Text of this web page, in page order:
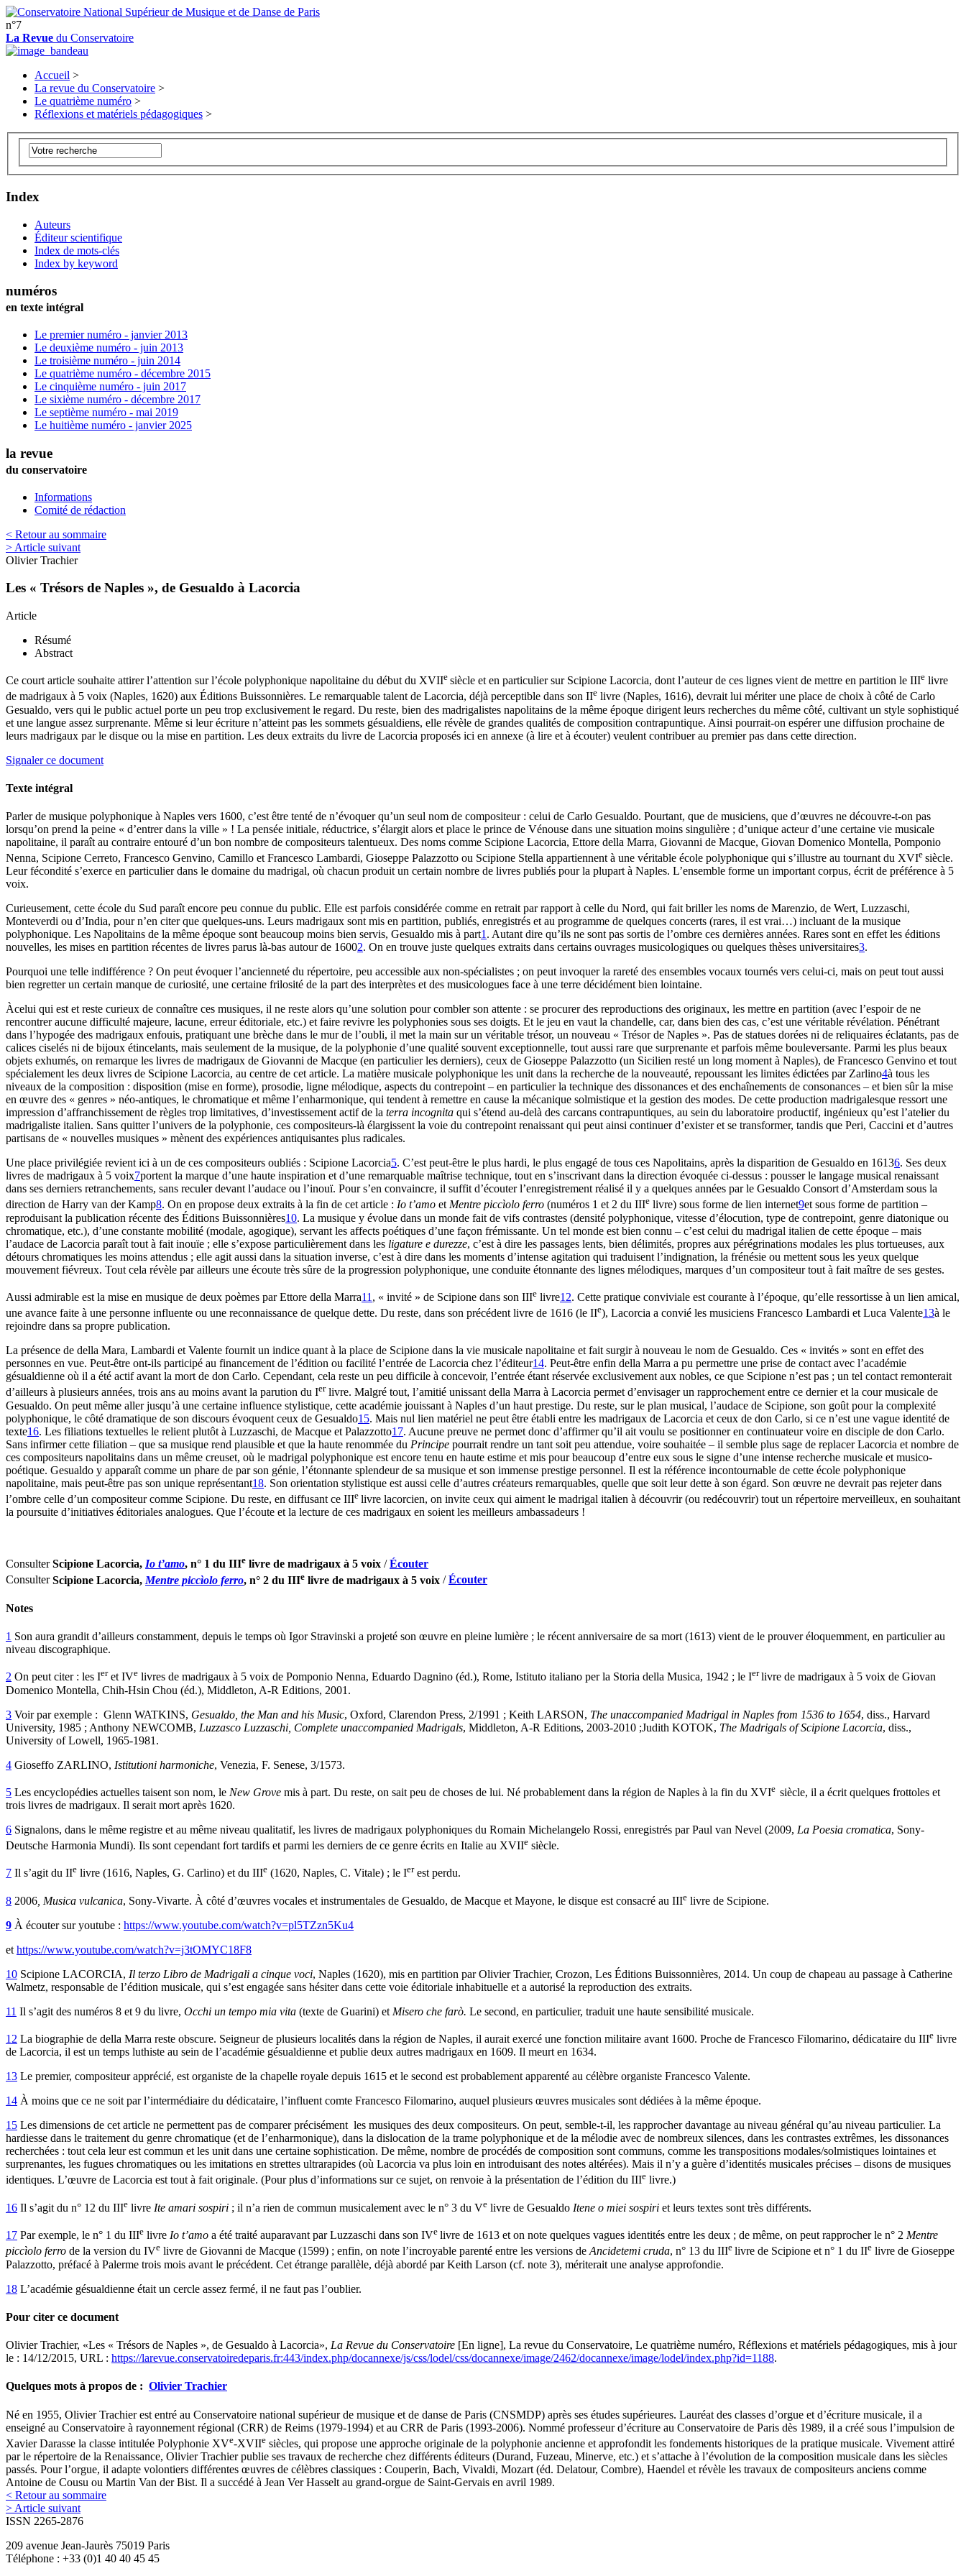
n°7
La Revue du Conservatoire
Accueil >
La revue du Conservatoire >
Le quatrième numéro >
Réflexions et matériels pédagogiques >
Index
Auteurs
Éditeur scientifique
Index de mots-clés
Index by keyword
numéros
en texte intégral
Le premier numéro - janvier 2013
Le deuxième numéro - juin 2013
Le troisième numéro - juin 2014
Le quatrième numéro - décembre 2015
Le cinquième numéro - juin 2017
Le sixième numéro - décembre 2017
Le septième numéro - mai 2019
Le huitième numéro - janvier 2025
la revue
du conservatoire
Informations
Comité de rédaction
< Retour au sommaire
> Article suivant
Olivier Trachier
Les « Trésors de Naples », de Gesualdo à Lacorcia
Article
Résumé
Abstract
Ce court article souhaite attirer l’attention sur l’école polyphonique napolitaine du début du XVIIe siècle et en particulier sur Scipione Lacorcia, dont l’auteur de ces lignes vient de mettre en partition le IIIe livre
de madrigaux à 5 voix (Naples, 1620) aux Éditions Buissonnières. Le remarquable talent de Lacorcia, déjà perceptible dans son IIe livre (Naples, 1616), devrait lui mériter une place de choix à côté de Carlo
Gesualdo, vers qui le public actuel porte un peu trop exclusivement le regard. Du reste, bien des madrigalistes napolitains de la même époque dirigent leurs recherches du même côté, cultivant un style sophistiqué
et une langue assez surprenante. Même si leur écriture n’atteint pas les sommets gésualdiens, elle révèle de grandes qualités de composition contrapuntique. Ainsi pourrait-on espérer une diffusion prochaine de
leurs madrigaux par le disque ou la mise en partition. Les deux extraits du livre de Lacorcia proposés ici en annexe (à lire et à écouter) veulent contribuer au premier pas dans cette direction.
Signaler ce document
Texte intégral
Parler de musique polyphonique à Naples vers 1600, c’est être tenté de n’évoquer qu’un seul nom de compositeur : celui de Carlo Gesualdo. Pourtant, que de musiciens, que d’œuvres ne découvre-t-on pas
lorsqu’on prend la peine « d’entrer dans la ville » ! La pensée initiale, réductrice, s’élargit alors et place le prince de Vénouse dans une situation moins singulière ; d’unique acteur d’une certaine vie musicale
napolitaine, il paraît au contraire entouré d’un bon nombre de compositeurs talentueux. Des noms comme Scipione Lacorcia, Ettore della Marra, Giovanni de Macque, Giovan Domenico Montella, Pomponio
Nenna, Scipione Cerreto, Francesco Genvino, Camillo et Francesco Lambardi, Gioseppe Palazzotto ou Scipione Stella appartiennent à une véritable école polyphonique qui s’illustre au tournant du XVIe siècle.
Leur fécondité s’exerce en particulier dans le domaine du madrigal, où chacun produit un certain nombre de livres publiés pour la plupart à Naples. L’ensemble forme un important corpus, écrit de préférence à 5
voix.
Curieusement, cette école du Sud paraît encore peu connue du public. Elle est parfois considérée comme en retrait par rapport à celle du Nord, qui fait briller les noms de Marenzio, de Wert, Luzzaschi,
Monteverdi ou d’India, pour n’en citer que quelques-uns. Leurs madrigaux sont mis en partition, publiés, enregistrés et au programme de quelques concerts (rares, il est vrai…) incluant de la musique
polyphonique. Les Napolitains de la même époque sont beaucoup moins bien servis, Gesualdo mis à part1. Autant dire qu’ils ne sont pas sortis de l’ombre ces dernières années. Rares sont en effet les éditions
nouvelles, les mises en partition récentes de livres parus là-bas autour de 16002. On en trouve juste quelques extraits dans certains ouvrages musicologiques ou quelques thèses universitaires3.
Pourquoi une telle indifférence ? On peut évoquer l’ancienneté du répertoire, peu accessible aux non-spécialistes ; on peut invoquer la rareté des ensembles vocaux tournés vers celui-ci, mais on peut tout aussi
bien regretter un certain manque de curiosité, une certaine frilosité de la part des interprètes et des musicologues face à une terre décidément bien lointaine.
Àcelui qui est et reste curieux de connaître ces musiques, il ne reste alors qu’une solution pour combler son attente : se procurer des reproductions des originaux, les mettre en partition (avec l’espoir de ne
rencontrer aucune difficulté majeure, lacune, erreur éditoriale, etc.) et faire revivre les polyphonies sous ses doigts. Et le jeu en vaut la chandelle, car, dans bien des cas, c’est une véritable révélation. Pénétrant
dans l’hypogée des madrigaux enfouis, pratiquant une brèche dans le mur de l’oubli, il met la main sur un véritable trésor, un nouveau « Trésor de Naples ». Pas de statues dorées ni de reliquaires éclatants, pas de
calices ciselés ni de bijoux étincelants, mais seulement de la musique, de la polyphonie d’une qualité souvent exceptionnelle, tout aussi rare que surprenante et parfois même bouleversante. Parmi les plus beaux
objets exhumés, on remarque les livres de madrigaux de Giovanni de Macque (en particulier les derniers), ceux de Gioseppe Palazzotto (un Sicilien resté un long moment à Naples), de Francesco Genvino et tout
spécialement les deux livres de Scipione Lacorcia, au centre de cet article. La matière musicale polyphonique les unit dans la recherche de la nouveauté, repoussant les limites édictées par Zarlino4à tous les
niveaux de la composition : disposition (mise en forme), prosodie, ligne mélodique, aspects du contrepoint – en particulier la technique des dissonances et des enchaînements de consonances – et bien sûr la mise
en œuvre des « genres » néo-antiques, le chromatique et même l’enharmonique, qui tendent à remettre en cause la mécanique solmistique et la gestion des modes. De cette production madrigalesque ressort une
impression d’affranchissement de règles trop limitatives, d’investissement actif de la terra incognita qui s’étend au-delà des carcans contrapuntiques, au sein du laboratoire productif, ingénieux qu’est l’atelier du
madrigaliste italien. Sans quitter l’univers de la polyphonie, ces compositeurs-là élargissent la voie du contrepoint renaissant qui peut ainsi continuer d’exister et se transformer, tandis que Peri, Caccini et d’autres
partisans de « nouvelles musiques » mènent des expériences antiquisantes plus radicales.
Une place privilégiée revient ici à un de ces compositeurs oubliés : Scipione Lacorcia5. C’est peut-être le plus hardi, le plus engagé de tous ces Napolitains, après la disparition de Gesualdo en 16136. Ses deux
livres de madrigaux à 5 voix7portent la marque d’une haute inspiration et d’une remarquable maîtrise technique, tout en s’inscrivant dans la direction évoquée ci-dessus : pousser le langage musical renaissant
dans ses derniers retranchements, sans reculer devant l’audace ou l’inouï. Pour s’en convaincre, il suffit d’écouter l’enregistrement réalisé il y a quelques années par le Gesualdo Consort d’Amsterdam sous la
direction de Harry van der Kamp8. On en propose deux extraits à la fin de cet article : Io t’amo etMentre piccìolo ferro (numéros 1 et 2 du IIIe livre) sous forme de lien internet9et sous forme de partition –
reproduisant la publication récente des Éditions Buissonnières10. La musique y évolue dans un monde fait de vifs contrastes (densité polyphonique, vitesse d’élocution, type de contrepoint, genre diatonique ou
chromatique, etc.), d’une constante mobilité (modale, agogique), servant les affects poétiques d’une façon frémissante. Un tel monde est bien connu – c’est celui du madrigal italien de cette époque – mais
l’audace de Lacorcia paraît tout à fait inouïe ; elle s’expose particulièrement dans les ligature e durezze, c’est à dire les passages lents, bien délimités, propres aux pérégrinations modales les plus tortueuses, aux
détours chromatiques les moins attendus ; elle agit aussi dans la situation inverse, c’est à dire dans les moments d’intense agitation qui traduisent l’indignation, la frénésie ou mettent sous les yeux quelque
mouvement fiévreux. Tout cela révèle par ailleurs une écoute très sûre de la progression polyphonique, une conduite étonnante des lignes mélodiques, marques d’un compositeur tout à fait maître de ses gestes.
Aussi admirable est la mise en musique de deux poèmes par Ettore della Marra11 , « invité » de Scipione dans son IIIe livre12. Cette pratique conviviale est courante à l’époque, qu’elle ressortisse à un lien amical,
une avance faite à une personne influente ou une reconnaissance de quelque dette. Du reste, dans son précédent livre de 1616 (le IIe), Lacorcia a convié les musiciens Francesco Lambardi et Luca Valente13à le
rejoindre dans sa propre publication.
La présence de della Mara, Lambardi et Valente fournit un indice quant à la place de Scipione dans la vie musicale napolitaine et fait surgir à nouveau le nom de Gesualdo. Ces « invités » sont en effet des
personnes en vue. Peut-être ont-ils participé au financement de l’édition ou facilité l’entrée de Lacorcia chez l’éditeur14. Peut-être enfin della Marra a pu permettre une prise de contact avec l’académie
gésualdienne où il a été actif avant la mort de don Carlo. Cependant, cela reste un peu difficile à concevoir, l’entrée étant réservée exclusivement aux nobles, ce que Scipione n’est pas ; un tel contact remonterait
d’ailleurs à plusieurs années, trois ans au moins avant la parution du Ierlivre. Malgré tout, l’amitié unissant della Marra à Lacorcia permet d’envisager un rapprochement entre ce dernier et la cour musicale de
Gesualdo. On peut même aller jusqu’à une certaine influence stylistique, cette académie jouissant à Naples d’un haut prestige. Du reste, sur le plan musical, l’audace de Scipione, son goût pour la complexité
polyphonique, le côté dramatique de son discours évoquent ceux de Gesualdo15. Mais nul lien matériel ne peut être établi entre les madrigaux de Lacorcia et ceux de don Carlo, si ce n’est une vague identité de
texte16. Les filiations textuelles le relient plutôt à Luzzaschi, de Macque et Palazzotto17. Aucune preuve ne permet donc d’affirmer qu’il ait voulu se positionner en continuateur voire en disciple de don Carlo.
Sans infirmer cette filiation – que sa musique rend plausible et que la haute renommée du Principe pourrait rendre un tant soit peu attendue, voire souhaitée – il semble plus sage de replacer Lacorcia et nombre de
ces compositeurs napolitains dans un même creuset, où le madrigal polyphonique est encore tenu en haute estime et mis pour beaucoup d’entre eux sous le signe d’une intense recherche musicale et musico-
poétique. Gesualdo y apparaît comme un phare de par son génie, l’étonnante splendeur de sa musique et son immense prestige personnel. Il est la référence incontournable de cette école polyphonique
napolitaine, mais peut-être pas son unique représentant18. Son orientation stylistique est aussi celle d’autres créateurs remarquables, quelle que soit leur dette à son égard. Son œuvre ne devrait pas rejeter dans
l’ombre celle d’un compositeur comme Scipione. Du reste, en diffusant ce IIIe livre lacorcien, on invite ceux qui aiment le madrigal italien à découvrir (ou redécouvrir) tout un répertoire merveilleux, en souhaitant
la poursuite d’initiatives éditoriales analogues. Que l’écoute et la lecture de ces madrigaux en soient les meilleurs ambassadeurs !
ConsulterScipione Lacorcia, Io t’amo, n° 1 du IIIe livre de madrigaux à 5 voix /Écouter
ConsulterScipione Lacorcia, Mentre piccìolo ferro, n° 2 du IIIe livre de madrigaux à 5 voix /Écouter
Notes
1 Son aura grandit d’ailleurs constamment, depuis le temps où Igor Stravinski a projeté son œuvre en pleine lumière ; le récent anniversaire de sa mort (1613) vient de le prouver éloquemment, en particulier au
niveau discographique.
2 On peut citer : les Ieret IVe livres de madrigaux à 5 voix de Pomponio Nenna, Eduardo Dagnino (éd.), Rome, Istituto italiano per la Storia della Musica, 1942 ; le Ierlivre de madrigaux à 5 voix de Giovan
Domenico Montella, Chih-Hsin Chou (éd.), Middleton, A-R Editions, 2001.
3 Voir par exemple : Glenn WATKINS, Gesualdo, the Man and his Music, Oxford, Clarendon Press, 2/1991 ; Keith LARSON, The unaccompanied Madrigal in Naples from 1536 to 1654, diss., Harvard
University, 1985 ; Anthony NEWCOMB, Luzzasco Luzzaschi, Complete unaccompanied Madrigals, Middleton, A-R Editions, 2003-2010 ;Judith KOTOK, The Madrigals of Scipione Lacorcia, diss.,
University of Lowell, 1965-1981.
4 Gioseffo ZARLINO, Istitutioni harmoniche, Venezia, F. Senese, 3/1573.
5 Les encyclopédies actuelles taisent son nom, le New Grove mis à part. Du reste, on sait peu de choses de lui. Né probablement dans la région de Naples à la fin du XVIe siècle, il a écrit quelques frottoles et
trois livres de madrigaux. Il serait mort après 1620.
6 Signalons, dans le même registre et au même niveau qualitatif, les livres de madrigaux polyphoniques du Romain Michelangelo Rossi, enregistrés par Paul van Nevel (2009, La Poesia cromatica, Sony-
Deutsche Harmonia Mundi). Ils sont cependant fort tardifs et parmi les derniers de ce genre écrits en Italie au XVIIe siècle.
7 Il s’agit du IIe livre (1616, Naples, G. Carlino) et du IIIe (1620, Naples, C. Vitale) ; le Ierest perdu.
8 2006 , Musica vulcanica, Sony-Vivarte. À côté d’œuvres vocales et instrumentales de Gesualdo, de Macque et Mayone, le disque est consacré au IIIe livre de Scipione.
9 À écouter sur youtube : https://www.youtube.com/watch?v=pl5TZzn5Ku4
et https://www.youtube.com/watch?v=j3tOMYC18F8
10 Scipione LACORCIA, Il terzo Libro de Madrigali a cinque voci, Naples (1620), mis en partition par Olivier Trachier, Crozon, Les Éditions Buissonnières, 2014. Un coup de chapeau au passage à Catherine
Walmetz, responsable de l’édition musicale, qui s’est engagée sans hésiter dans cette voie éditoriale inhabituelle et a autorisé la reproduction des extraits.
11 Il s’agit des numéros 8 et 9 du livre, Occhi un tempo mia vita (texte de Guarini) et Misero che farò. Le second, en particulier, traduit une haute sensibilité musicale.
12 La biographie de della Marra reste obscure. Seigneur de plusieurs localités dans la région de Naples, il aurait exercé une fonction militaire avant 1600. Proche de Francesco Filomarino, dédicataire du IIIe livre
de Lacorcia, il est un temps luthiste au sein de l’académie gésualdienne et publie deux autres madrigaux en 1609. Il meurt en 1634.
13 Le premier, compositeur apprécié, est organiste de la chapelle royale depuis 1615 et le second est probablement apparenté au célèbre organiste Francesco Valente.
14 À moins que ce ne soit par l’intermédiaire du dédicataire, l’influent comte Francesco Filomarino, auquel plusieurs œuvres musicales sont dédiées à la même époque.
15 Les dimensions de cet article ne permettent pas de comparer précisément les musiques des deux compositeurs. On peut, semble-t-il, les rapprocher davantage au niveau général qu’au niveau particulier. La
hardiesse dans le traitement du genre chromatique (et de l’enharmonique), dans la dislocation de la trame polyphonique et de la mélodie avec de nombreux silences, dans les contrastes extrêmes, les dissonances
recherchées : tout cela leur est commun et les unit dans une certaine sophistication. De même, nombre de procédés de composition sont communs, comme les transpositions modales/solmistiques lointaines et
surprenantes, les fugues chromatiques ou les imitations en strettes ultrarapides (où Lacorcia va plus loin en introduisant des notes altérées). Mais il n’y a guère d’identités musicales précises – disons de musiques
identiques. L’œuvre de Lacorcia est tout à fait originale. (Pour plus d’informations sur ce sujet, on renvoie à la présentation de l’édition du IIIe livre.)
16 Il s’agit du n° 12 du IIIe livre Ite amari sospiri ; il n’a rien de commun musicalement avec le n° 3 du Ve livre de Gesualdo Itene o miei sospiri et leurs textes sont très différents.
17 Par exemple, le n° 1 du IIIe livre Io t’amo a été traité auparavant par Luzzaschi dans son IVe livre de 1613 et on note quelques vagues identités entre les deux ; de même, on peut rapprocher le n° 2 Mentre
piccìolo ferro de la version du IVe livre de Giovanni de Macque (1599) ; enfin, on note l’incroyable parenté entre les versions deAncidetemi cruda, n° 13 du IIIe livre de Scipione et n° 1 du IIe livre de Gioseppe
Palazzotto, préfacé à Palerme trois mois avant le précédent. Cet étrange parallèle, déjà abordé par Keith Larson (cf. note 3), mériterait une analyse approfondie.
18 L’académie gésualdienne était un cercle assez fermé, il ne faut pas l’oublier.
Pour citer ce document
Olivier Trachier, «Les « Trésors de Naples », de Gesualdo à Lacorcia», La Revue du Conservatoire [En ligne], La revue du Conservatoire, Le quatrième numéro, Réflexions et matériels pédagogiques, mis à jour
le : 14/12/2015, URL : https://larevue.conservatoiredeparis.fr:443/index.php/docannexe/js/css/lodel/css/docannexe/image/2462/docannexe/image/lodel/index.php?id=1188.
Quelques mots à propos de : Olivier Trachier
Né en 1955, Olivier Trachier est entré au Conservatoire national supérieur de musique et de danse de Paris (CNSMDP) après ses études supérieures. Lauréat des classes d’orgue et d’écriture musicale, il a
enseigné au Conservatoire à rayonnement régional (CRR) de Reims (1979-1994) et au CRR de Paris (1993-2006). Nommé professeur d’écriture au Conservatoire de Paris dès 1989, il a créé sous l’impulsion de
Xavier Darasse la classe intitulée Polyphonie XVe-XVIIe siècles, qui propose une approche originale de la polyphonie ancienne et approfondit les fondements historiques de la pratique musicale. Vivement attiré
par le répertoire de la Renaissance, Olivier Trachier publie ses travaux de recherche chez différents éditeurs (Durand, Fuzeau, Minerve, etc.) et s’attache à l’évolution de la composition musicale dans les siècles
passés. Pour l’orgue, il adapte volontiers différentes œuvres de célèbres classiques : Couperin, Bach, Vivaldi, Mozart (éd. Delatour, Combre), Haendel et révèle les travaux de compositeurs anciens comme
Antoine de Cousu ou Martin Van der Bist. Il a succédé à Jean Ver Hasselt au grand-orgue de Saint-Gervais en avril 1989.
< Retour au sommaire
> Article suivant
ISSN 2265-2876
209 avenue Jean-Jaurès 75019 Paris
Téléphone : +33 (0)1 40 40 45 45